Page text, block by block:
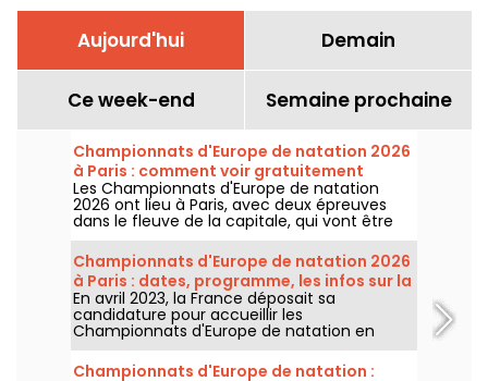
Aujourd'hui Demain
Ce week-end Semaine prochaine
Championnats d'Europe de natation 2026
à Paris : comment voir gratuitement
certaines épreuves ?
Les Championnats d'Europe de natation
2026 ont lieu à Paris, avec deux épreuves
dans le fleuve de la capitale, qui vont être
plus accessibles au grand public ! Comment
observer les compétitions en eau libre et le
plongeon de haut vol, au mois d'août
prochain ?
Championnats d'Europe de natation 2026
à Paris : dates, programme, les infos sur la
compétition
En avril 2023, la France déposait sa
candidature pour accueillir les
Championnats d'Europe de natation en
2026. Du 31 juillet au 16 août, le Centre
Aquatique Olympique vous attend pour
Championnats d'Europe de natation :